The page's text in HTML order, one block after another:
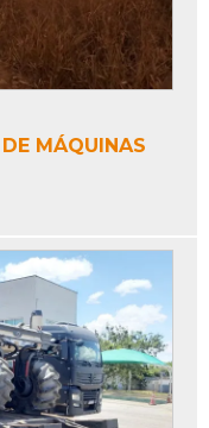
MÁQUINAS